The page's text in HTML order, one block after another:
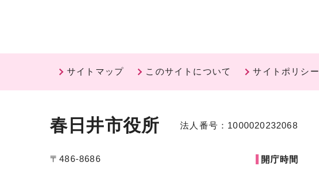
サイトマップ このサイトについて サイトポリシー
春日井市役所 法人番号：1000020232068
〒486-8686
開庁時間